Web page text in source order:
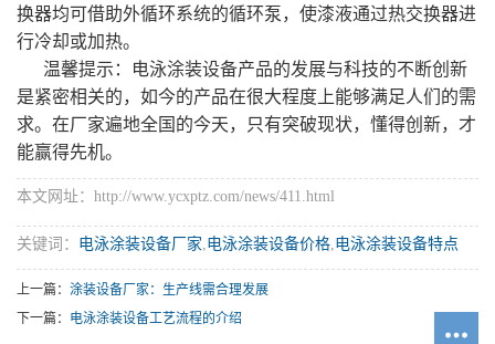
换器均可借助外循环系统的循环泵，使漆液通过热交换器进
行冷却或加热。
温馨提示：电泳涂装设备产品的发展与科技的不断创新
是紧密相关的，如今的产品在很大程度上能够满足人们的需
求。在厂家遍地全国的今天，只有突破现状，懂得创新，才
能赢得先机。
本文网址：http://www.ycxptz.com/news/411.html
关键词： 电泳涂装设备厂家,电泳涂装设备价格,电泳涂装设备特点
上一篇： 涂装设备厂家：生产线需合理发展
下一篇： 电泳涂装设备工艺流程的介绍